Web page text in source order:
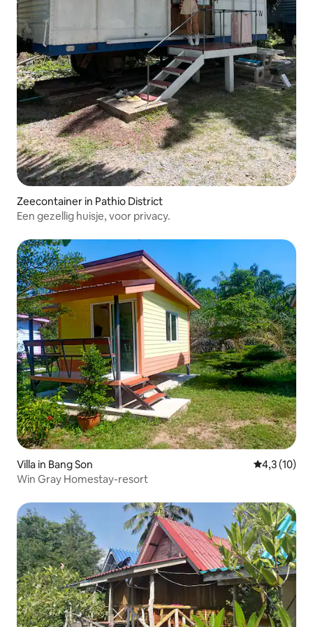
Zeecontainer in Pathio District
Een gezellig huisje, voor privacy.
Villa in Bang Son
4,3 (10)
Win Gray Homestay-resort